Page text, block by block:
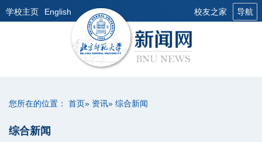
学校主页 English 校友之家 导航
您所在的位置： 首页» 资讯» 综合新闻
综合新闻